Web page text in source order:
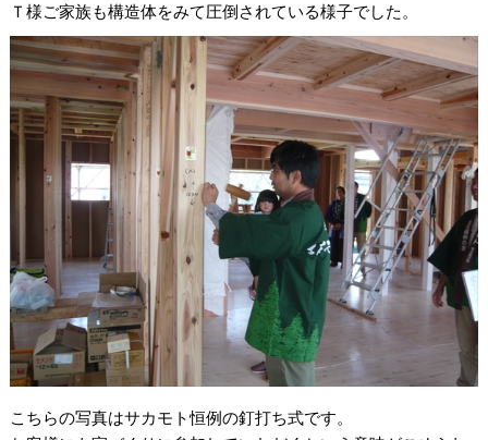
Ｔ様ご家族も構造体をみて圧倒されている様子でした。
こちらの写真はサカモト恒例の釘打ち式です。